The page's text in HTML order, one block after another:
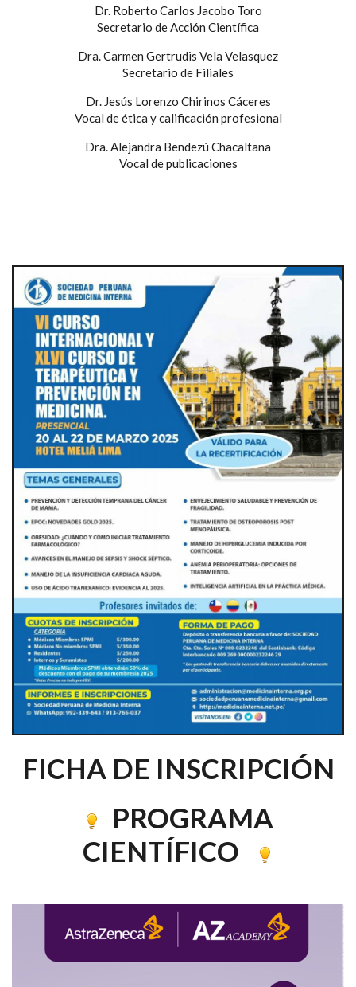
Dr. Roberto Carlos Jacobo Toro
Secretario de Acción Científica
Dra. Carmen Gertrudis Vela Velasquez
Secretario de Filiales
Dr. Jesús Lorenzo Chirinos Cáceres
Vocal de ética y calificación profesional
Dra. Alejandra Bendezú Chacaltana
Vocal de publicaciones
FICHA DE INSCRIPCIÓN
PROGRAMA
CIENTÍFICO